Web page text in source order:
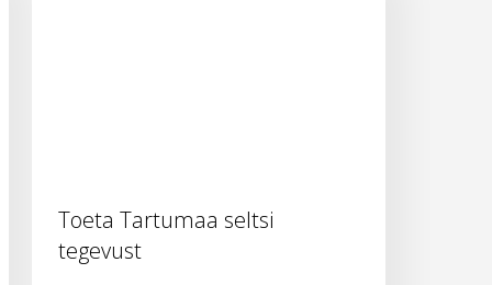
Toeta Tartumaa seltsi
tegevust